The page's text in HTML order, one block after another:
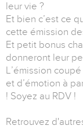
leur vie ?
Et bien c’est ce
cette émission
Et petit bonus
donneront leur
L’émission
et d’émotion à
! Soyez au RDV !
Retrouvez